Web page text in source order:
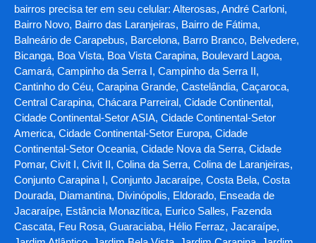
bairros precisa ter em seu celular: Alterosas, André Carloni,
Bairro Novo, Bairro das Laranjeiras, Bairro de Fátima,
Balneário de Carapebus, Barcelona, Barro Branco, Belvedere,
Bicanga, Boa Vista, Boa Vista Carapina, Boulevard Lagoa,
Camará, Campinho da Serra I, Campinho da Serra II,
Cantinho do Céu, Carapina Grande, Castelândia, Caçaroca,
Central Carapina, Chácara Parreiral, Cidade Continental,
Cidade Continental-Setor ASIA, Cidade Continental-Setor
America, Cidade Continental-Setor Europa, Cidade
Continental-Setor Oceania, Cidade Nova da Serra, Cidade
Pomar, Civit I, Civit II, Colina da Serra, Colina de Laranjeiras,
Conjunto Carapina I, Conjunto Jacaraípe, Costa Bela, Costa
Dourada, Diamantina, Divinópolis, Eldorado, Enseada de
Jacaraípe, Estância Monazítica, Eurico Salles, Fazenda
Cascata, Feu Rosa, Guaraciaba, Hélio Ferraz, Jacaraípe,